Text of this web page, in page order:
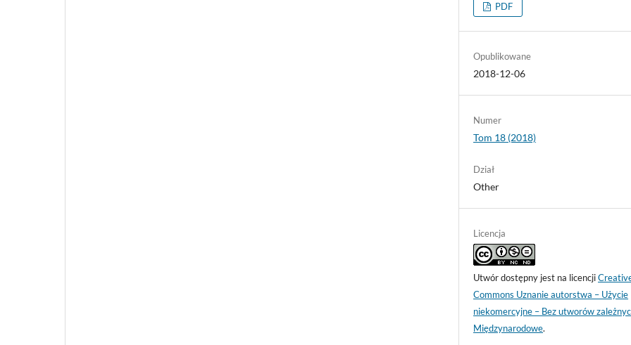
PDF
Opublikowane
2018-12-06
Numer
Tom 18 (2018)
Dział
Other
Licencja
Utwór dostępny jest na licencji
Commons Uznanie autorstwa – Użycie
niekomercyjne – Bez utworów
Międzynarodowe.